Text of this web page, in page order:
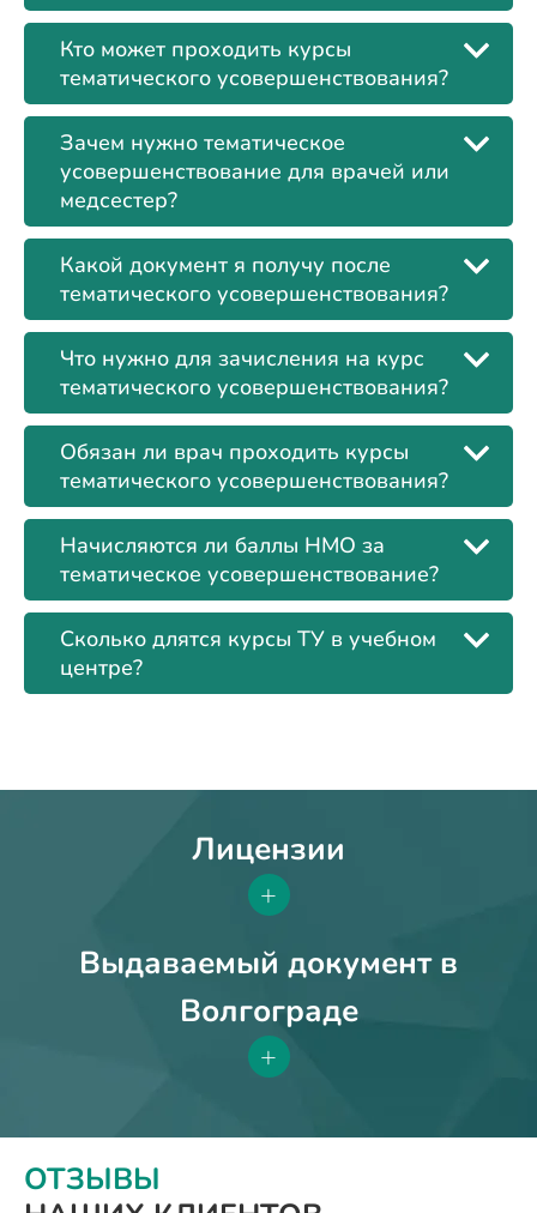
Кто может проходить курсы
тематического усовершенствования?
Зачем нужно тематическое
усовершенствование для врачей или
медсестер?
Какой документ я получу после
тематического усовершенствования?
Что нужно для зачисления на курс
тематического усовершенствования?
Обязан ли врач проходить курсы
тематического усовершенствования?
Начисляются ли баллы НМО за
тематическое усовершенствование?
Сколько длятся курсы ТУ в учебном
центре?
Лицензии
+
Выдаваемый документ в
Волгограде
+
ОТЗЫВЫ